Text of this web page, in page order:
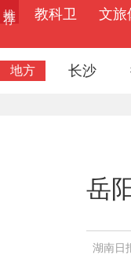
教科卫
文旅
地方 长沙
岳
湖南日